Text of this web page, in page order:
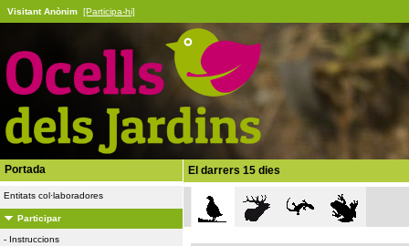
Visitant Anònim [Participa-hi]
Portada
Entitats col·laboradores
Participar
- Instruccions
El darrers 15 dies